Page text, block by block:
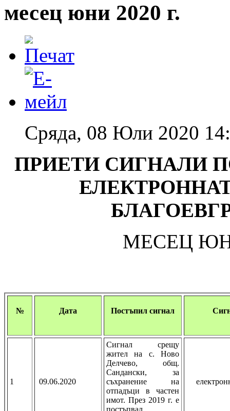
месец юни 2020 г.
Сряда, 08 Юли 2020
ПРИЕТИ СИГНАЛИ
МЕСЕЦ
№ Дата Постъпил сигнал
1 09.06.2020
Сигнал срещу
жител на с. Ново
Делчево, общ.
Сандански, за
съхранение на
отпадъци в частен
имот. През 2019 г. е
постъпвал